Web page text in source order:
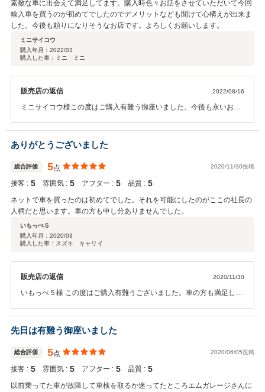
素敵な車に出会えて満足してます。購入時色々お話をさせていただいて今回
輸入車を買うのが初めてでしたのでデメリットなども聞けて心構えが出来ま
した。今後も頼りになりそうなお店です。よろしくお願いします。
ミニサイコウ
購入年月： 2022/03
購入した車：ミニ ミニ
販売店の返信 2022/08/16
ミニサイコウ様この度はご購入有難う御座いました。今後も永いお付
さいね。お待ちしております。
ありがとうございました
総合評価 5点 2020/11/30投稿
接客 : 5 雰囲気 : 5 アフター : 5 品質 : 5
ネットで車を買ったのは初めてでした。それを可能にしたのがここの社長の
人柄だと思います。車の方も申し分ありませんでした。
いもっぺ５
購入年月： 2020/03
購入した車：スズキ キャリイ
販売店の返信 2020/11/30
いもっぺ５様 この度はご購入有難うございました。車の方も満足して
掛けてまいります。有難うございました。
先日は有難う御座いました
総合評価 5点 2020/06/05投稿
接客 : 5 雰囲気 : 5 アフター : 5 品質 : 5
以前乗ってた車が故障して車検を取るか迷ってたところエムガレージさんに